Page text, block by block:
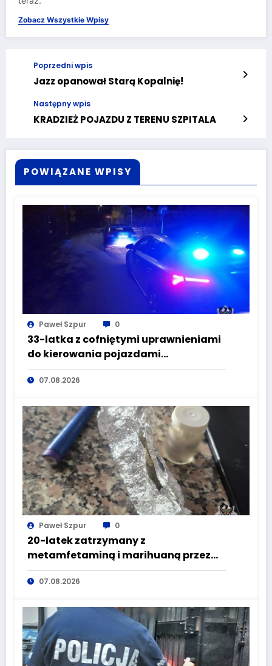
Zobacz Wszystkie Wpisy
Poprzedni wpis
Jazz opanował Starą Kopalnię!
Następny wpis
KRADZIEŻ POJAZDU Z TERENU SZPITALA
POWIĄZANE WPISY
Paweł Szpur 0
33-latka z cofniętymi uprawnieniami
do kierowania pojazdami
wyeliminowana z lokalnych dróg
07.08.2026
Paweł Szpur 0
20-latek zatrzymany z
metamfetaminą i marihuaną przez
głuszyckich policjantów
07.08.2026